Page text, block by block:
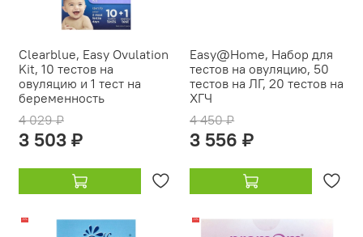
Clearblue, Easy Ovulation
Kit, 10 тестов на
овуляцию и 1 тест на
беременность
4 029 ₽
3 503 ₽
Easy@Home, Набор для
тестов на овуляцию, 50
тестов на ЛГ, 20 тестов на
ХГЧ
4 450 ₽
3 556 ₽
-16% -14%